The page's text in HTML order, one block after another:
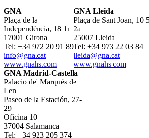
GNA
Plaça de la
Independència, 18 1r
17001 Girona
Tel: +34 972 20 91 89
info@gna.cat
www.gnahs.com
GNA Lleida
Plaça de Sant Joan, 10
2a
25007 Lleida
Tel: +34 973 22 03 84
lleida@gna.cat
www.gnahs.com
GNA Madrid-Castella
Palacio del Marqués de
Len
Paseo de la Estación, 27-
29
Oficina 10
37004 Salamanca
Tel: +34 923 205 374